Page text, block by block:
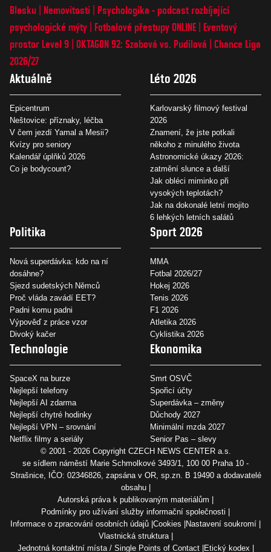
Blesku
Nemovitosti
Psychologika - podcast rozbíjející
psychologické mýty
Fotbalové přestupy ONLINE
Eventový
prostor Level 9 OKTAGON 92: Szabová vs. Pudilová
Chance Liga
2026/27
Aktuálně
Epicentrum
Neštovice: příznaky, léčba
V čem jezdí Yamal a Mesii?
Kvízy pro seniory
Kalendář úplňků 2026
Co je bodycount?
Léto 2026
Karlovarský filmový festival
2026
Znamení, že jste potkali
někoho z minulého života
Astronomické úkazy 2026:
zatmění slunce a další
Jak obléci miminko při
vysokých teplotách?
Jak na dokonalé letní mojito
6 lehkých letních salátů
Politika
Nová superdávka: kdo na ní
dosáhne?
Sjezd sudetských Němců
Proč vláda zavádí EET?
Padni komu padni
Výpověď z práce vzor
Divoký kačer
Sport 2026
MMA
Fotbal 2026/27
Hokej 2026
Tenis 2026
F1 2026
Atletika 2026
Cyklistika 2026
Technologie
SpaceX na burze
Nejlepší telefony
Nejlepší AI zdarma
Nejlepší chytré hodinky
Nejlepší VPN – srovnání
Netflix filmy a seriály
Ekonomika
Smrt OSVČ
Spořicí účty
Superdávka – změny
Důchody 2027
Minimální mzda 2027
Senior Pas – slevy
© 2001 - 2026 Copyright CZECH NEWS CENTER a.s.
se sídlem náměstí Marie Schmolkové 3493/1, 100 00 Praha 10 -
Strašnice, IČO: 02346826, zapsána v OR, sp.zn. B 19490 a dodavatelé
obsahu
Autorská práva k publikovaným materiálům
Podmínky pro užívání služby informační společnosti
Informace o zpracování osobních údajů Cookies Nastavení soukromí
Vlastnická struktura
Jednotná kontaktní místa / Single Points of Contact Etický kodex